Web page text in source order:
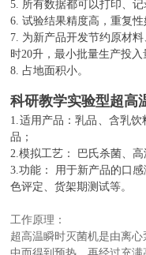
5. 所有数据都可以打印、记
6. 试验结果精度高，重复
7. 为新产品开发节约原材
时20升，最小批量生产投入
8.占地面积小。
科研教学实验型超高
1.适用产品：乳品、含乳
品；
2.模拟工艺：
巴氏杀菌、
3.功能：
用于新产品的口
色评定、货架期测试等。
工作原理：
超高温瞬时灭菌机是由离